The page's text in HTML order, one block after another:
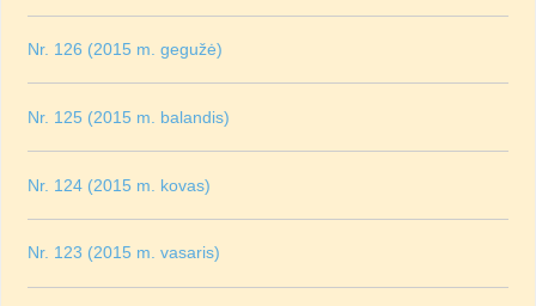
Nr. 126 (2015 m. gegužė)
Nr. 125 (2015 m. balandis)
Nr. 124 (2015 m. kovas)
Nr. 123 (2015 m. vasaris)